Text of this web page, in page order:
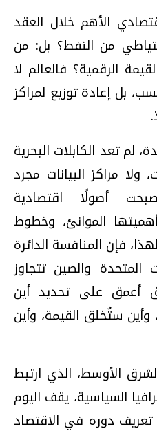
الأهم خلال العقد
من النفط؟ بل: من
الرقمية؟ فالعالم لا
بل إعادة توزيع لمراكز
لم تعد الكابلات البحرية
ولا مراكز البيانات مجرد
أصولًا اقتصادية
الموانئ، وخطوط
فإن المنافسة الدائرة
المتحدة والصين تتجاوز
أعمق على تحديد أين
ستُخلق القيمة، وأين
الأوسط، الذي ارتبط
السياسية، يقف اليوم
تعريف دوره في الاقتصاد